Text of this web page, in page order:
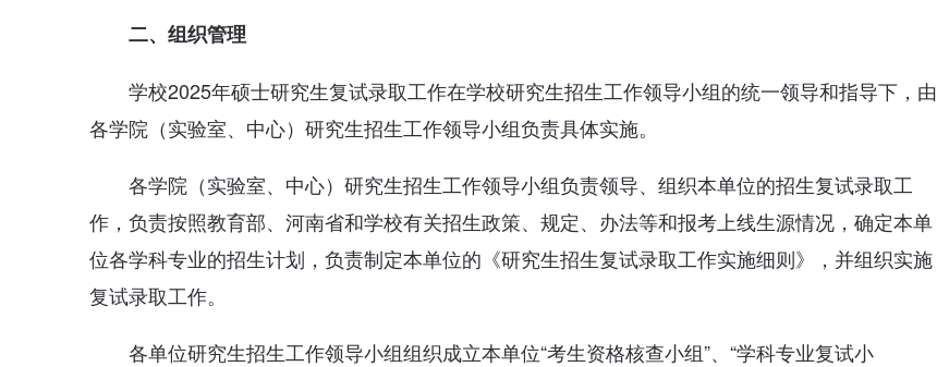
二、组织管理
学校2025年硕士研究生复试录取工作在学校研究生招生工作领导小组的统一领导和指导下，由
各学院（实验室、中心）研究生招生工作领导小组负责具体实施。
各学院（实验室、中心）研究生招生工作领导小组负责领导、组织本单位的招生复试录取工
作，负责按照教育部、河南省和学校有关招生政策、规定、办法等和报考上线生源情况，确定本单
位各学科专业的招生计划，负责制定本单位的《研究生招生复试录取工作实施细则》，并组织实施
复试录取工作。
各单位研究生招生工作领导小组组织成立本单位“考生资格核查小组”、“学科专业复试小